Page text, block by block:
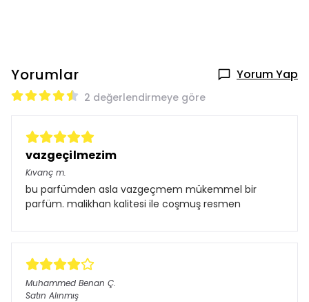
Yorumlar Yorum Yap
2 değerlendirmeye göre
vazgeçilmezim
Kıvanç m.
bu parfümden asla vazgeçmem mükemmel bir
parfüm. malikhan kalitesi ile coşmuş resmen
Muhammed Benan Ç.
Satın Alınmış